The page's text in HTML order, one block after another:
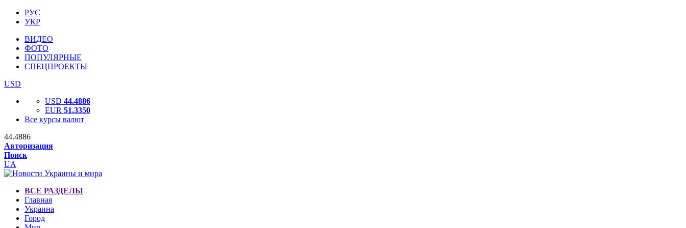
РУС
УКР
ВИДЕО
ФОТО
ПОПУЛЯРНЫЕ
СПЕЦПРОЕКТЫ
USD
USD 44.4886
EUR 51.3350
Все курсы валют
44.4886
Авторизация
Поиск
UA
ВСЕ РАЗДЕЛЫ
Главная
Украина
Город